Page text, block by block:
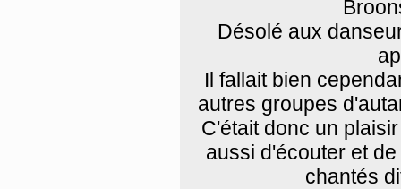
Désolé aux
Il fallait bien
autres groupes
C'était donc un
aussi d'écouter et
chantés